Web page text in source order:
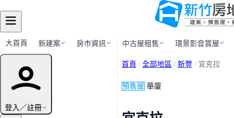
大首頁 新建案 房市資訊 中古屋租售 環景影音賞屋
登入／註冊
建案導覽
← 返回新豐
首頁 / 全部地區 / 新豐 / 宜克拉
預售屋 華廈